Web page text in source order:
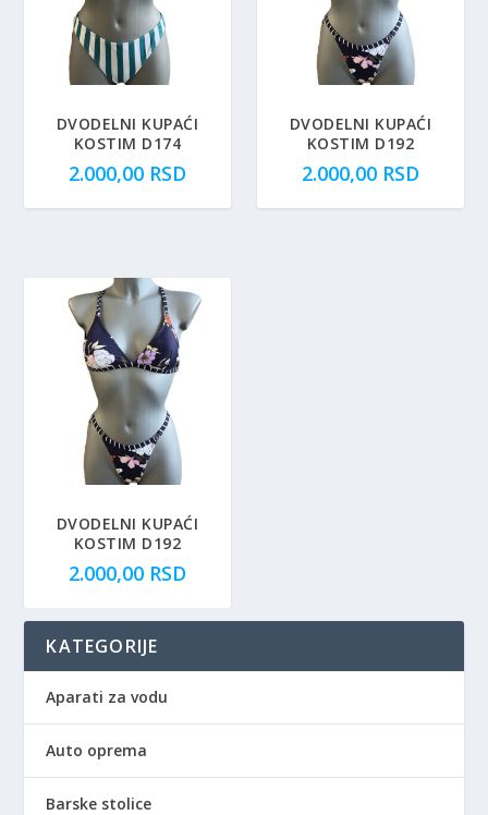
DVODELNI KUPAĆI
KOSTIM D174
2.000,00 RSD
DVODELNI KUPAĆI
KOSTIM D192
2.000,00 RSD
DVODELNI KUPAĆI
KOSTIM D192
2.000,00 RSD
KATEGORIJE
Aparati za vodu
Auto oprema
Barske stolice